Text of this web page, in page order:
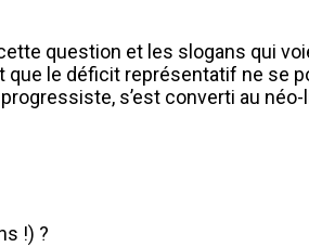
question et les slogans qui
le déficit représentatif ne
progressiste, s’est converti au
!) ?